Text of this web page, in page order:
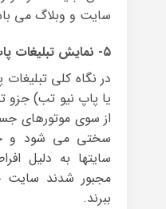
سایت و وبلاگ می
۵- نمایش تبلیغات پاپ آپ
در نگاه کلی
یا پاپ نیو تب) جزو
از سوی موتورهای
سختی می شود و
سایتها به دلیل
مجبور شدند سایت
ببرند.